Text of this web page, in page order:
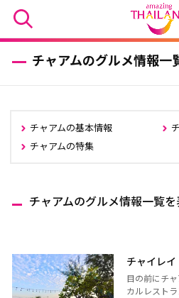
チャアムのグルメ情報一
チャアムの基本情報
チャアムの特集
チャアムのグルメ情報一覧
チャイレ
目の前にチ
カルレストラ